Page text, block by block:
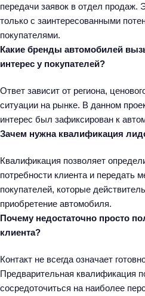
передачи заявок в отдел продаж.
только с заинтересованными
покупателями.
Какие бренды автомобилей
интерес у покупателей?
Ответ зависит от региона,
ситуации на рынке. В данном
интерес был зафиксирован к
Зачем нужна квалификация
Квалификация позволяет
потребности клиента и передать
покупателей, которые
приобретение автомобиля.
Почему недостаточно просто
клиента?
Контакт не всегда означает
Предварительная квалификация
сосредоточиться на наиболее
Н
а
т
и
: